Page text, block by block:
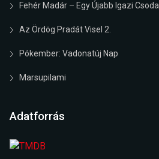
Fehér Madár – Egy Újabb Igazi Csoda
Az Ördög Pradát Visel 2.
Pókember: Vadonatúj Nap
Marsupilami
Adatforrás